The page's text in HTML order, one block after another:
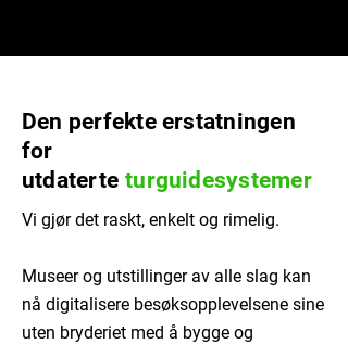
Den perfekte erstatningen
for
utdaterte turguidesystemer
Vi gjør det raskt, enkelt og rimelig.
Museer og utstillinger av alle slag kan
nå digitalisere besøksopplevelsene sine
uten bryderiet med å bygge og